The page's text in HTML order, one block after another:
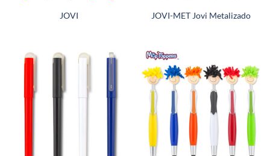
JOVI JOVI-MET Jovi Metalizado